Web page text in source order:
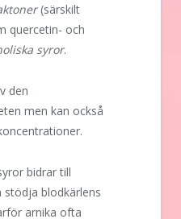
(särskilt
quercetin- och
syror.
den
men kan också
bidrar till
stödja blodkärlens
arnika ofta